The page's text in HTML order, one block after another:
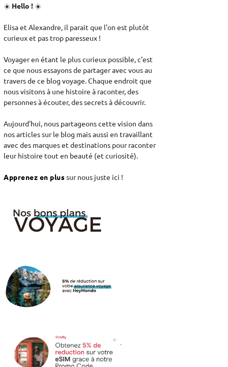
☀️ Hello ! ☀️
Elisa et Alexandre, il parait que l'on est plutôt
curieux et pas trop paresseux !
Voyager en étant le plus curieux possible, c'est
ce que nous essayons de partager avec vous au
travers de ce blog voyage. Chaque endroit que
nous visitons à une histoire à raconter, des
personnes à écouter, des secrets à découvrir.
Aujourd'hui, nous partageons cette vision dans
nos articles sur le blog mais aussi en travaillant
avec des marques et destinations pour raconter
leur histoire tout en beauté (et curiosité).
Apprenez en plussur nous juste ici !